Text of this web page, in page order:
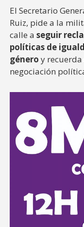
El Secretario
Ruiz, pide a la
calle a seguir
políticas de
género y
negociación